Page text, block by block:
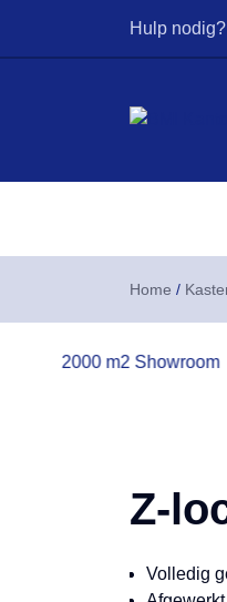
Hulp nodig?
Home /
2000 m2 Showroom
Z-
Volledig